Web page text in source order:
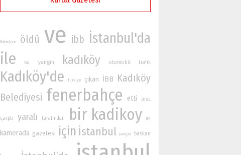
Belediye öldü ve ibb İstanbul'da
ile bu yangin kadıköy otomobil trafik
Kadıköy'de turkiye çıkan İBB Kadıköy
Belediyesi fenerbahçe etti arac
çarptı yaralı tarafından bir kadikoy en
kamerada gazetesi için İstanbul yangın baskan